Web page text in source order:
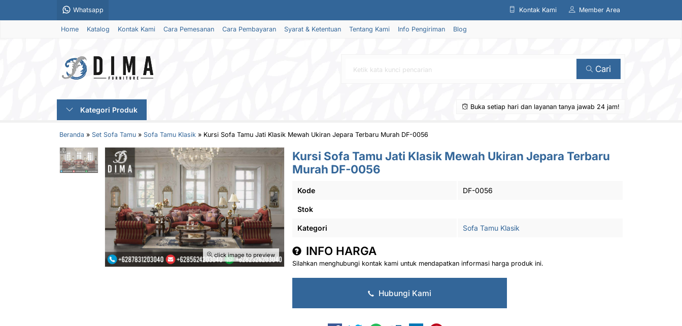
Whatsapp Kontak Kami Member Area
Home Katalog Kontak Kami Cara Pemesanan Cara Pembayaran Syarat & Ketentuan Tentang Kami Info Pengiriman Blog
Cari
Kategori Produk Buka setiap hari dan layanan tanya jawab 24 jam!
Beranda » Set Sofa Tamu » Sofa Tamu Klasik » Kursi Sofa Tamu Jati Klasik Mewah Ukiran Jepara Terbaru Murah DF-0056
click image to preview
Kursi Sofa Tamu Jati Klasik Mewah Ukiran Jepara Terbaru
Murah DF-0056
Kode DF-0056
Stok
Kategori Sofa Tamu Klasik
INFO HARGA
Silahkan menghubungi kontak kami untuk mendapatkan informasi harga produk ini.
Hubungi Kami